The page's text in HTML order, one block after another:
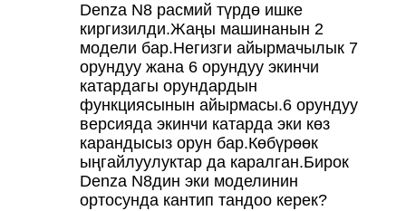
Denza N8 расмий түрдө ишке
киргизилди.Жаңы машинанын 2
модели бар.Негизги айырмачылык 7
орундуу жана 6 орундуу экинчи
катардагы орундардын
функциясынын айырмасы.6 орундуу
версияда экинчи катарда эки көз
карандысыз орун бар.Көбүрөөк
ыңгайлуулуктар да каралган.Бирок
Denza N8дин эки моделинин
ортосунда кантип тандоо керек?